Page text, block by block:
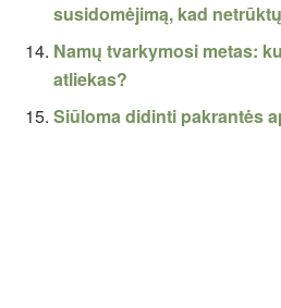
susidomėjimą, kad
Namų tvarkymosi metas:
atliekas?
Siūloma didinti pakrantės